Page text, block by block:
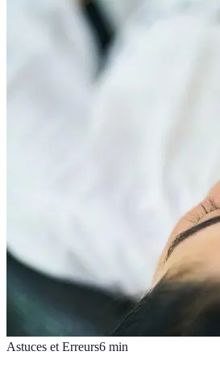
Astuces et Erreurs6 min